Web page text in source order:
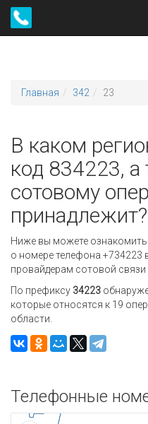
Главная 342 23
В каком
код 834223,
сотовому
принадлежит?
Ниже вы можете
о номере телефона +734223
провайдерам сотовой связи
По префиксу 34223
которые относятся к 19
области.
Телефонные